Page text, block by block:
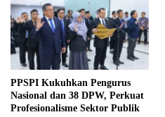
PPSPI Kukuhkan Pengurus
Nasional dan 38 DPW, Perkuat
Profesionalisme Sektor Publik